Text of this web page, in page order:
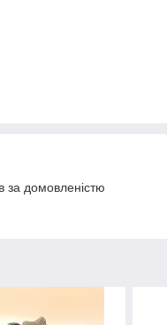
за домовленістю